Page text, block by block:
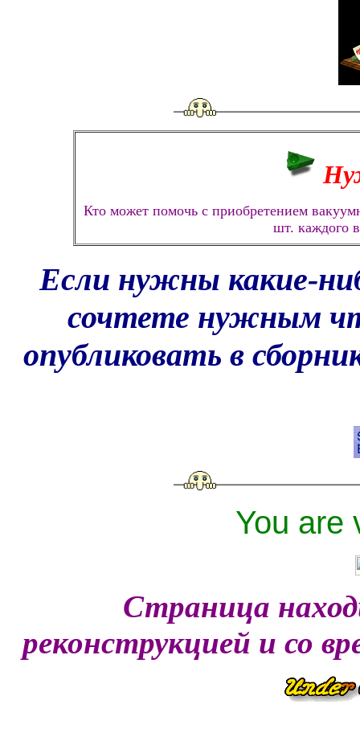
Кто может помочь с приобретением
шт. каждого
Если нужны какие-
сочтете нужным
опубликовать в
You are
Страница
реконструкцией и со